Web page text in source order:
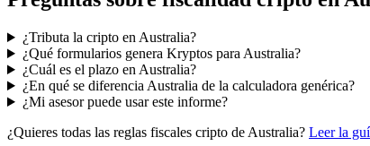
¿Tributa la cripto en Australia?
¿Qué formularios genera Kryptos para Australia?
¿Cuál es el plazo en Australia?
¿En qué se diferencia Australia de la calculadora genérica?
¿Mi asesor puede usar este informe?
¿Quieres todas las reglas fiscales cripto de Australia? Leer la